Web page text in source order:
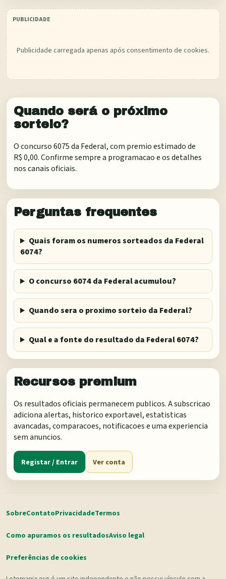
Publicidade carregada apenas após consentimento de cookies.
Quando será o próximo
sorteio?
O concurso 6075 da Federal, com premio estimado de
R$ 0,00. Confirme sempre a programacao e os detalhes
nos canais oficiais.
Perguntas frequentes
Quais foram os numeros sorteados da Federal
6074?
O concurso 6074 da Federal acumulou?
Quando sera o proximo sorteio da Federal?
Qual e a fonte do resultado da Federal 6074?
Recursos premium
Os resultados oficiais permanecem publicos. A subscricao
adiciona alertas, historico exportavel, estatisticas
avancadas, comparacoes, notificacoes e uma experiencia
sem anuncios.
Registar / Entrar Ver conta
SobreContatoPrivacidadeTermos
Como apuramos os resultadosAviso legal
Preferências de cookies